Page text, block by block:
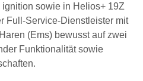
sowie in Helios+ 19Z
Full-Service-Dienstleister mit
(Ems) bewusst auf zwei
Funktionalität sowie